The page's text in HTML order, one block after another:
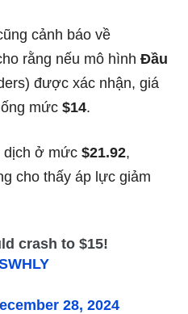
cảnh báo về
rằng nếu mô hình Đầu
được xác nhận, giá
mức $14.
dịch ở mức $21.92,
cho thấy áp lực giảm
crash to $15!
28, 2024